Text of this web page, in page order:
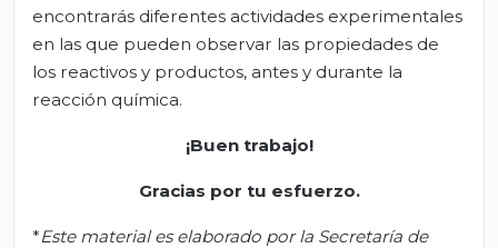
encontrarás diferentes actividades experimentales
en las que pueden observar las propiedades de
los reactivos y productos, antes y durante la
reacción química.
¡Buen trabajo!
Gracias por tu esfuerzo.
*Este material es elaborado por la Secretaría de